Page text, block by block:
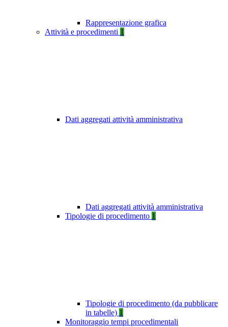
Rappresentazione grafica
Attività e procedimenti 1
Dati aggregati attività amministrativa
Dati aggregati attività amministrativa
Tipologie di procedimento 1
Tipologie di procedimento (da pubblicare
in tabelle) 1
Monitoraggio tempi procedimentali